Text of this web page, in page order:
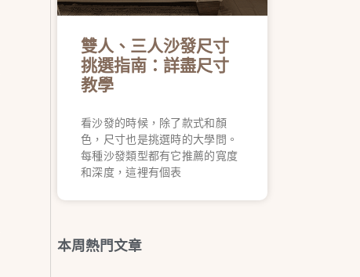
雙人、三人沙發尺寸
挑選指南：詳盡尺寸
教學
看沙發的時候，除了款式和顏
色，尺寸也是挑選時的大學問。
每種沙發類型都有它推薦的寬度
和深度，這裡有個表
本周熱門文章